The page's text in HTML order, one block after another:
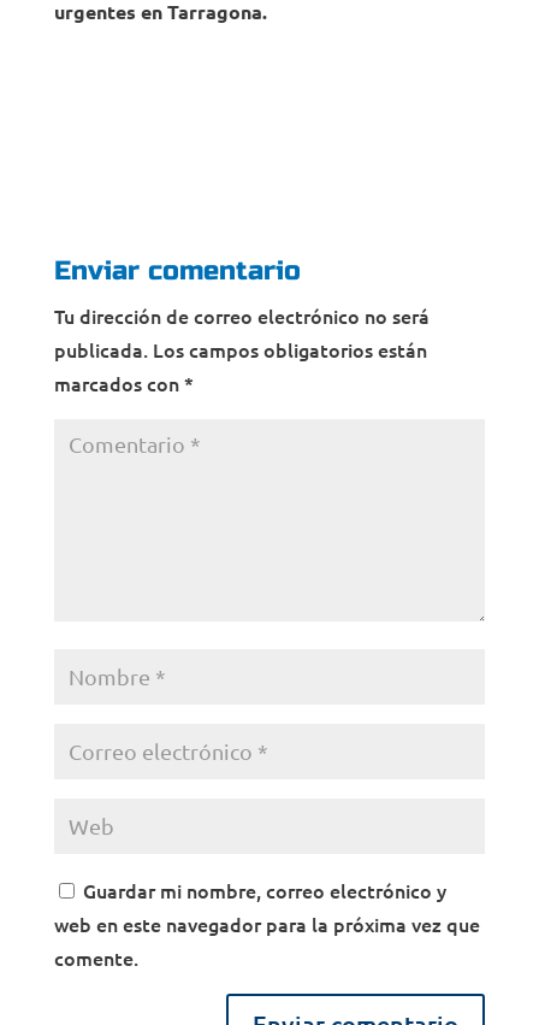
urgentes en Tarragona.
Enviar comentario
Tu dirección de correo electrónico no será
publicada. Los campos obligatorios están
marcados con*
Guardar mi nombre, correo electrónico y
web en este navegador para la próxima vez que
comente.